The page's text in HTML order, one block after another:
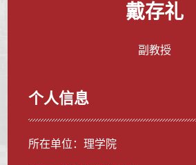
戴存礼
副教授
个人信息
所在单位：理学院